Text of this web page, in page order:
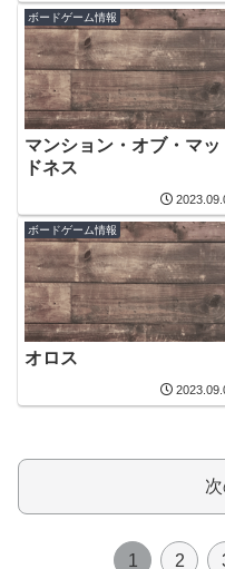
ボードゲーム情報
マンション・オブ・マッ
ドネス
ボードゲーム情報
オロス
1 2